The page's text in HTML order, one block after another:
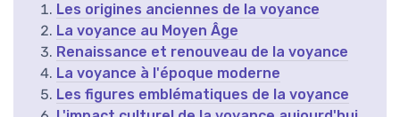
Les origines anciennes de la voyance
La voyance au Moyen Âge
Renaissance et renouveau de la voyance
La voyance à l'époque moderne
Les figures emblématiques de la voyance